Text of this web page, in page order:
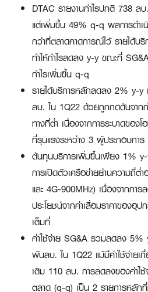
DTAC รายงานกำไรปกติ 738
แต่เพิ่มขึ้น 49% q-q ผลการดำเนิ
กว่าที่ตลาดคาดการณ์ไว้ รายได้บ
ทำให้กำไรลดลง y-y ขณะที่
กำไรเพิ่มขึ้น q-q
รายได้บริการหลักลดลง 2% y-
ลบ. ใน 1Q22 ด้วยถูกกดดันจาก
ทางที่ต่ำ เนื่องจากการระบาดของ
ที่รุนแรงระหว่าง 3 ผู้ประกอบการ
ต้นทุนบริการเพิ่มขึ้นเพียง 1%
การเปิดตัวเครือข่ายย่านความถี่ต่
และ 4G-900MHz) เนื่องจากการ
ประโยชน์จากค่าเสื่อมราคาของอุ
เต็มที่
ค่าใช้จ่าย SG&A รวมลดลง
พันลบ. ใน 1Q22 แม้มีค่าใช้จ่าย
เติม 110 ลบ. การลดลงของค่าใ
ตลาด (q-q) เป็น 2 รายการหลัก